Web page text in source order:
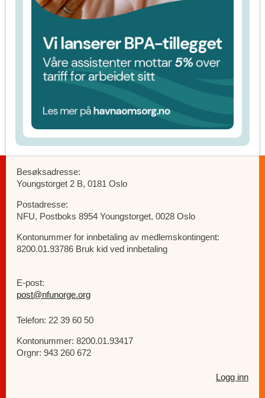
Besøksadresse:
Youngstorget 2 B, 0181 Oslo
Postadresse:
NFU, Postboks 8954 Youngstorget, 0028 Oslo
Kontonummer for innbetaling av medlemskontingent:
8200.01.93786 Bruk kid ved innbetaling
E-post:
post@nfunorge.org
Telefon: 22 39 60 50
Kontonummer: 8200.01.93417
Orgnr: 943 260 672
Logg inn